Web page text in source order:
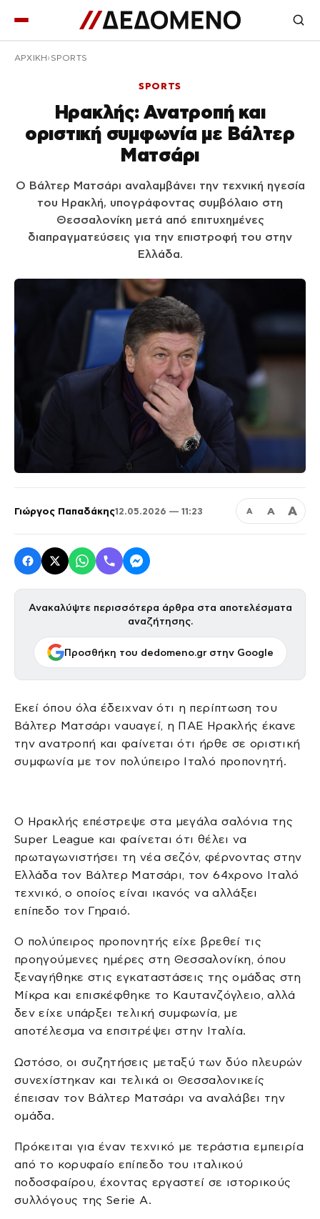
ΑΡΧΙΚΉ SPORTS
SPORTS
Ηρακλής: Ανατροπή και
οριστική συμφωνία με Βάλτερ
Ματσάρι
Ο Βάλτερ Ματσάρι αναλαμβάνει την τεχνική ηγεσία
του Ηρακλή, υπογράφοντας συμβόλαιο στη
Θεσσαλονίκη μετά από επιτυχημένες
διαπραγματεύσεις για την επιστροφή του στην
Ελλάδα.
Γιώργος Παπαδάκης12.05.2026 — 11:23 Α Α Α
Ανακαλύψτε περισσότερα άρθρα στα αποτελέσματα
αναζήτησης.
Προσθήκη του dedomeno.gr στην Google
Εκεί όπου όλα έδειχναν ότι η περίπτωση του
Βάλτερ Ματσάρι ναυαγεί, η ΠΑΕ Ηρακλής έκανε
την ανατροπή και φαίνεται ότι ήρθε σε οριστική
συμφωνία με τον πολύπειρο Ιταλό προπονητή.
Ο Ηρακλής επέστρεψε στα μεγάλα σαλόνια της
Super League και φαίνεται ότι θέλει να
πρωταγωνιστήσει τη νέα σεζόν, φέρνοντας στην
Ελλάδα τον Βάλτερ Ματσάρι, τον 64χρονο Ιταλό
τεχνικό, ο οποίος είναι ικανός να αλλάξει
επίπεδο τον Γηραιό.
Ο πολύπειρος προπονητής είχε βρεθεί τις
προηγούμενες ημέρες στη Θεσσαλονίκη, όπου
ξεναγήθηκε στις εγκαταστάσεις της ομάδας στη
Μίκρα και επισκέφθηκε το Καυτανζόγλειο, αλλά
δεν είχε υπάρξει τελική συμφωνία, με
αποτέλεσμα να επσιτρέψει στην Ιταλία.
Ωστόσο, οι συζητήσεις μεταξύ των δύο πλευρών
συνεχίστηκαν και τελικά οι Θεσσαλονικείς
έπεισαν τον Βάλτερ Ματσάρι να αναλάβει την
ομάδα.
Πρόκειται για έναν τεχνικό με τεράστια εμπειρία
από το κορυφαίο επίπεδο του ιταλικού
ποδοσφαίρου, έχοντας εργαστεί σε ιστορικούς
συλλόγους της Serie A.